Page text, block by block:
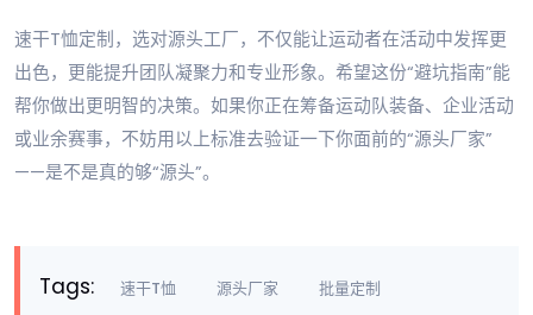
速干T恤定制，选对源头工厂，不仅能让运动者在活动中发挥更
出色，更能提升团队凝聚力和专业形象。希望这份“避坑指南”能
帮你做出更明智的决策。如果你正在筹备运动队装备、企业活动
或业余赛事，不妨用以上标准去验证一下你面前的“源头厂家”
——是不是真的够“源头”。
Tags: 速干T恤 源头厂家 批量定制